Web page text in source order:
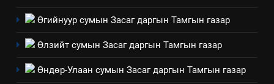
БАЙГУУЛНА
ЗАР ТАЗ-ЫН САЛБАР ЗӨВЛӨЛ
Өгийнуур сумын Засаг даргын Тамгын газар
Өлзийт сумын Засаг даргын Тамгын газар
Өндөр-Улаан сумын Засаг даргын Тамгын газар